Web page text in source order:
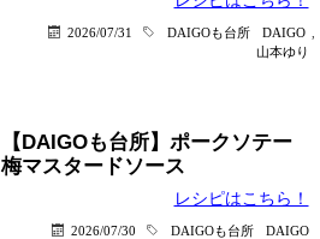
2026/07/31 DAIGOも台所 DAIGO
山本ゆり
【DAIGOも台所】ポークソテー
梅マスタードソース
レシピはこちら！
2026/07/30 DAIGOも台所 DAIGO